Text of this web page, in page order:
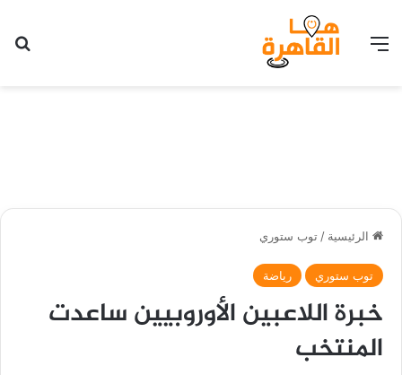
القائمة
الرئيسية / توب ستوري
توب ستوري رياضة
خبرة اللاعبين الأوروبيين ساعدت
المنتخب